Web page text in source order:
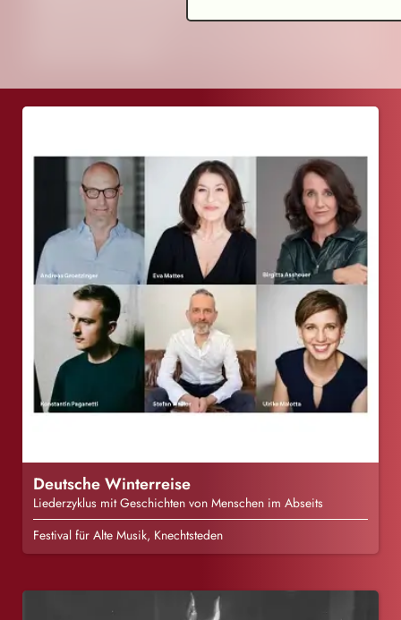
Deutsche Winterreise
Liederzyklus mit Geschichten von Menschen im Abseits
Festival für Alte Musik, Knechtsteden